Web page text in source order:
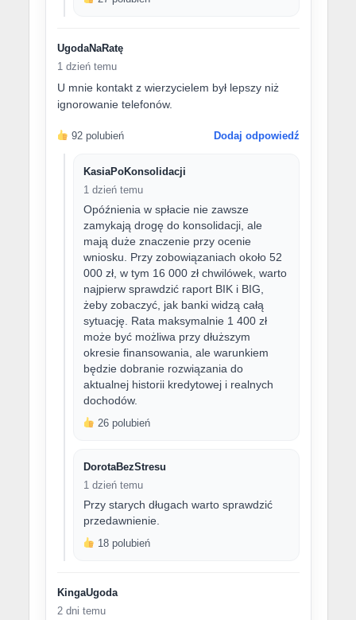
UgodaNaRatę
1 dzień temu
U mnie kontakt z wierzycielem był lepszy niż
ignorowanie telefonów.
92 polubień Dodaj odpowiedź
KasiaPoKonsolidacji
1 dzień temu
Opóźnienia w spłacie nie zawsze
zamykają drogę do konsolidacji, ale
mają duże znaczenie przy ocenie
wniosku. Przy zobowiązaniach około 52
000 zł, w tym 16 000 zł chwilówek, warto
najpierw sprawdzić raport BIK i BIG,
żeby zobaczyć, jak banki widzą całą
sytuację. Rata maksymalnie 1 400 zł
może być możliwa przy dłuższym
okresie finansowania, ale warunkiem
będzie dobranie rozwiązania do
aktualnej historii kredytowej i realnych
dochodów.
26 polubień
DorotaBezStresu
1 dzień temu
Przy starych długach warto sprawdzić
przedawnienie.
18 polubień
KingaUgoda
2 dni temu